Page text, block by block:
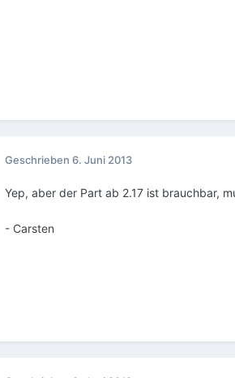
Geschrieben 6. Juni 2013
Yep, aber der Part ab 2.17 ist brauchbar,
- Carsten